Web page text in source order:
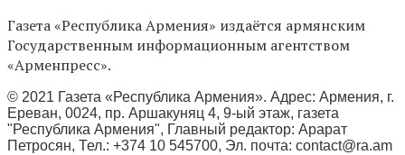
Газета «Республика Армения» издаётся армянским
Государственным информационным агентством
«Арменпресс».
© 2021 Газета «Республика Армения». Адрес: Армения, г.
Ереван, 0024, пр. Аршакуняц 4, 9-ый этаж, газета
"Республика Армения", Главный редактор: Арарат
Петросян, Тел.: +374 10 545700, Эл. почта: contact@ra.am